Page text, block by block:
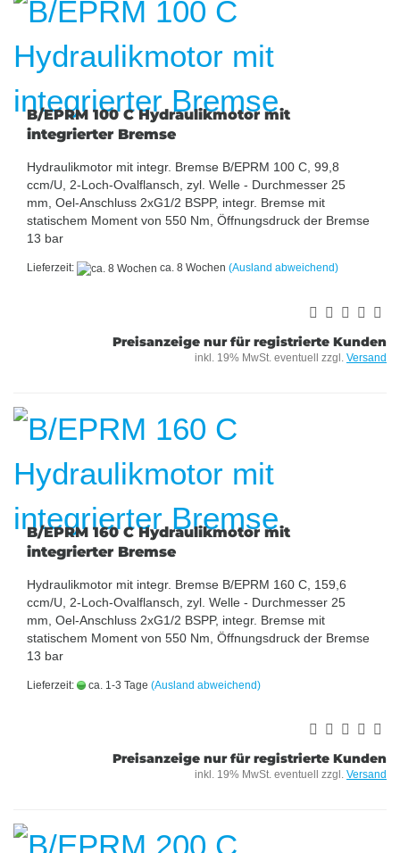
B/EPRM 100 C Hydraulikmotor mit
integrierter Bremse
Hydraulikmotor mit integr. Bremse B/EPRM 100 C, 99,8
ccm/U, 2-Loch-Ovalflansch, zyl. Welle - Durchmesser 25
mm, Oel-Anschluss 2xG1/2 BSPP, integr. Bremse mit
statischem Moment von 550 Nm, Öffnungsdruck der Bremse
13 bar
Lieferzeit: ca. 8 Wochen (Ausland abweichend)
Preisanzeige nur für registrierte Kunden
inkl. 19% MwSt. eventuell zzgl. Versand
B/EPRM 160 C Hydraulikmotor mit
integrierter Bremse
Hydraulikmotor mit integr. Bremse B/EPRM 160 C, 159,6
ccm/U, 2-Loch-Ovalflansch, zyl. Welle - Durchmesser 25
mm, Oel-Anschluss 2xG1/2 BSPP, integr. Bremse mit
statischem Moment von 550 Nm, Öffnungsdruck der Bremse
13 bar
Lieferzeit: ca. 1-3 Tage (Ausland abweichend)
Preisanzeige nur für registrierte Kunden
inkl. 19% MwSt. eventuell zzgl. Versand